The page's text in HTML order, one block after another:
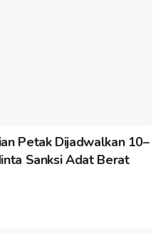
Petak Dijadwalkan 10–
Sanksi Adat Berat